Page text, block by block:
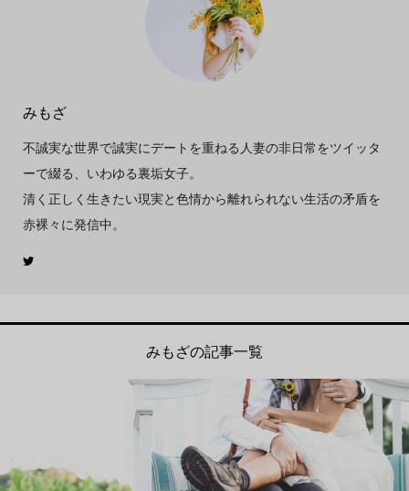
みもざ
不誠実な世界で誠実にデートを重ねる人妻の非日常をツイッタ
ーで綴る、いわゆる裏垢女子。
清く正しく生きたい現実と色情から離れられない生活の矛盾を
赤裸々に発信中。
みもざの記事一覧